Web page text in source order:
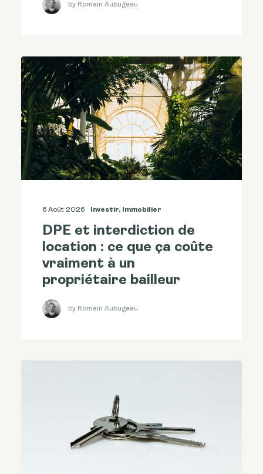
by Romain Aubugeau
6 Août 2026 Investir, Immobilier
DPE et interdiction de
location : ce que ça coûte
vraiment à un
propriétaire bailleur
by Romain Aubugeau